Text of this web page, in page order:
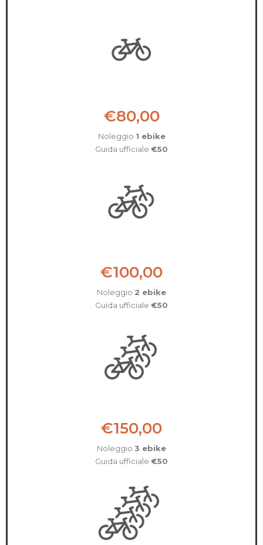
€80,00
Noleggio 1 ebike
Guida ufficiale €50
€100,00
Noleggio 2 ebike
Guida ufficiale €50
€150,00
Noleggio 3 ebike
Guida ufficiale €50